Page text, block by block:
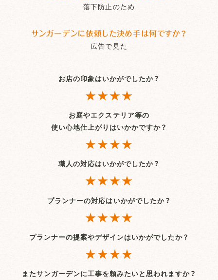
落下防止のため
サンガーデンに依頼した決め手は何ですか？
広告で見た
お店の印象はいかがでしたか？
★★★★
お庭やエクステリア等の
使い心地仕上がりはいかかですか？
★★★★
職人の対応はいかがでしたか？
★★★★
プランナーの対応はいかがでしたか？
★★★★
プランナーの提案やデザインはいかがでしたか？
★★★★
またサンガーデンに工事を頼みたいと思われますか？